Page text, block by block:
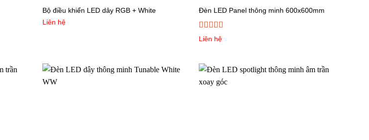
Bộ điều khiển LED dây RGB + White
Liên hệ
Đèn LED Panel thông minh 600x600mm
Được
sao
Liên hệ